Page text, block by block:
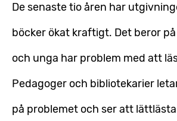
De senaste tio åren har
böcker ökat kraftigt. Det beror
och unga har problem med att
Pedagoger och bibliotekarier
på problemet och ser att